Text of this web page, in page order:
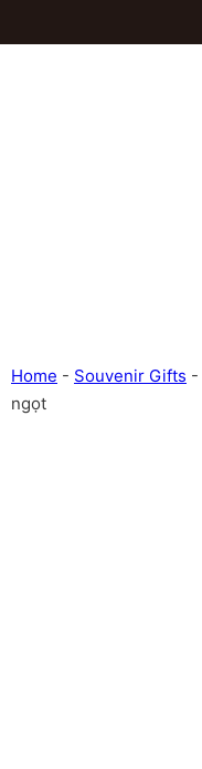
Home - Souvenir Gifts -
ngọt